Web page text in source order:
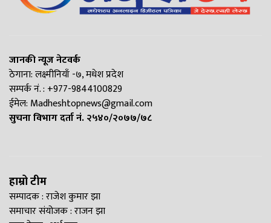
जानकी न्यूज नेटवर्क
ठेगाना: लक्ष्मीनियाँ -७, मधेश प्रदेश
सम्पर्क नं. : +977-9844100829
ईमेल: Madheshtopnews@gmail.com
सुचना विभाग दर्ता नं. २५४०/२०७७/७८
हाम्रो टीम
सम्पादक : राजेश कुमार झा
समाचार संयोजक : राजन झा